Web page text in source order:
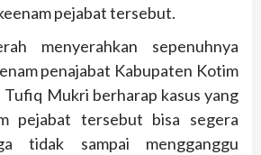
pejabat tersebut.
menyerahkan sepenuhnya
penajabat Kabupaten Kotim
Mukri berharap kasus yang
pejabat tersebut bisa segera
tidak sampai mengganggu